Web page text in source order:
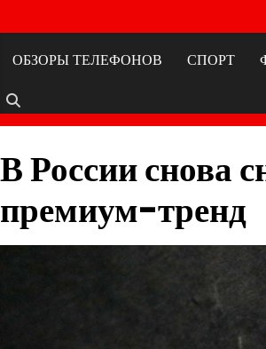
к
содержимому
ОБЗОРЫ ТЕЛЕФОНОВ СПОРТ
В России снова
премиум-тренд